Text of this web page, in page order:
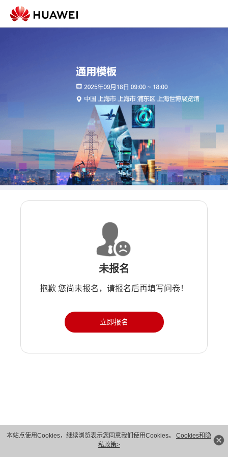
本站点使用Cookies，继续浏览表示您同意我们使用Cookies。 Cookies和隐
私政策>
未报名
抱歉 您尚未报名，请报名后再填写问卷！
立即报名
版权所有 © 华为技术有限公司 1998-2026。 保留一切权利。粤A2-20044005号
隐私保护
法律声明